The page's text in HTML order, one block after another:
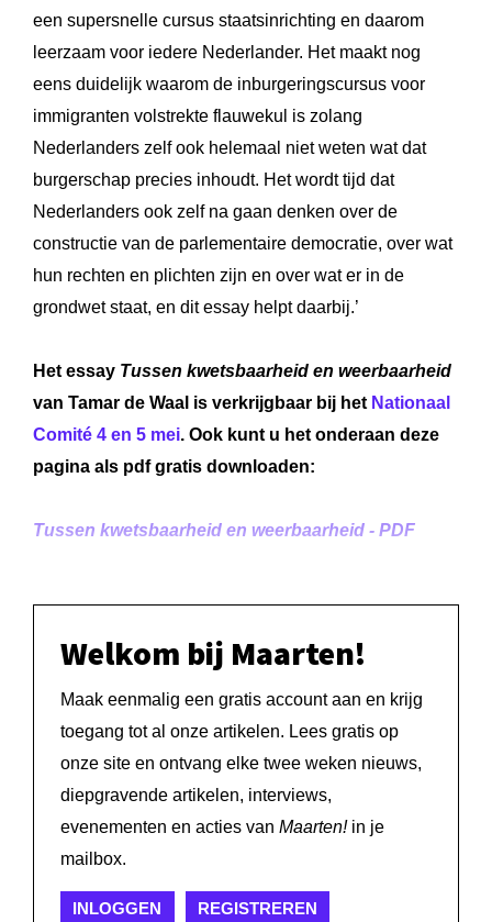
een supersnelle cursus staatsinrichting en daarom
leerzaam voor iedere Nederlander. Het maakt nog
eens duidelijk waarom de inburgeringscursus voor
immigranten volstrekte flauwekul is zolang
Nederlanders zelf ook helemaal niet weten wat dat
burgerschap precies inhoudt. Het wordt tijd dat
Nederlanders ook zelf na gaan denken over de
constructie van de parlementaire democratie, over wat
hun rechten en plichten zijn en over wat er in de
grondwet staat, en dit essay helpt daarbij.’
Het essay Tussen kwetsbaarheid en weerbaarheid
van Tamar de Waal is verkrijgbaar bij het Nationaal
Comité 4 en 5 mei. Ook kunt u het onderaan deze
pagina als pdf gratis downloaden:
Tussen kwetsbaarheid en weerbaarheid - PDF
Welkom bij Maarten!
Maak eenmalig een gratis account aan en krijg
toegang tot al onze artikelen. Lees gratis op
onze site en ontvang elke twee weken nieuws,
diepgravende artikelen, interviews,
evenementen en acties van Maarten!in je
mailbox.
INLOGGEN REGISTREREN